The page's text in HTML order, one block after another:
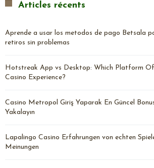
Articles récents
Aprende a usar los metodos de pago Betsala
retiros sin problemas
Hotstreak App vs Desktop: Which Platform
Casino Experience?
Casino Metropol Giriş Yaparak En Güncel Bonus
Yakalayın
Lapalingo Casino Erfahrungen von echten
Meinungen